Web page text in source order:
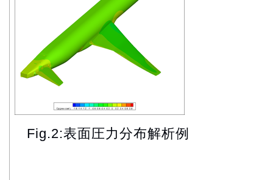
Fig.2:表面圧力分布解析例